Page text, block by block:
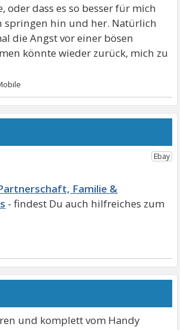
oder dass es so besser für mich
springen hin und her. Natürlich
die Angst vor einer bösen
könnte wieder zurück, mich zu
Familie &
und komplett vom Handy